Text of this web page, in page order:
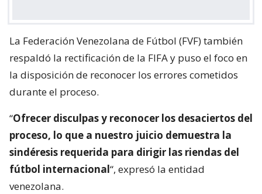
La Federación Venezolana de Fútbol (FVF) también
respaldó la rectificación de la FIFA y puso el foco en
la disposición de reconocer los errores cometidos
durante el proceso.
“Ofrecer disculpas y reconocer los desaciertos del
proceso, lo que a nuestro juicio demuestra la
sindéresis requerida para dirigir las riendas del
fútbol internacional“, expresó la entidad
venezolana.